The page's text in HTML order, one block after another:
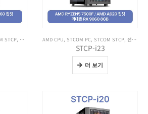
STCP, 전체 제품보기AMD CPU, STCOM PC, STCOM STCP, 전체 제품보기
STCP-i23
더 보기